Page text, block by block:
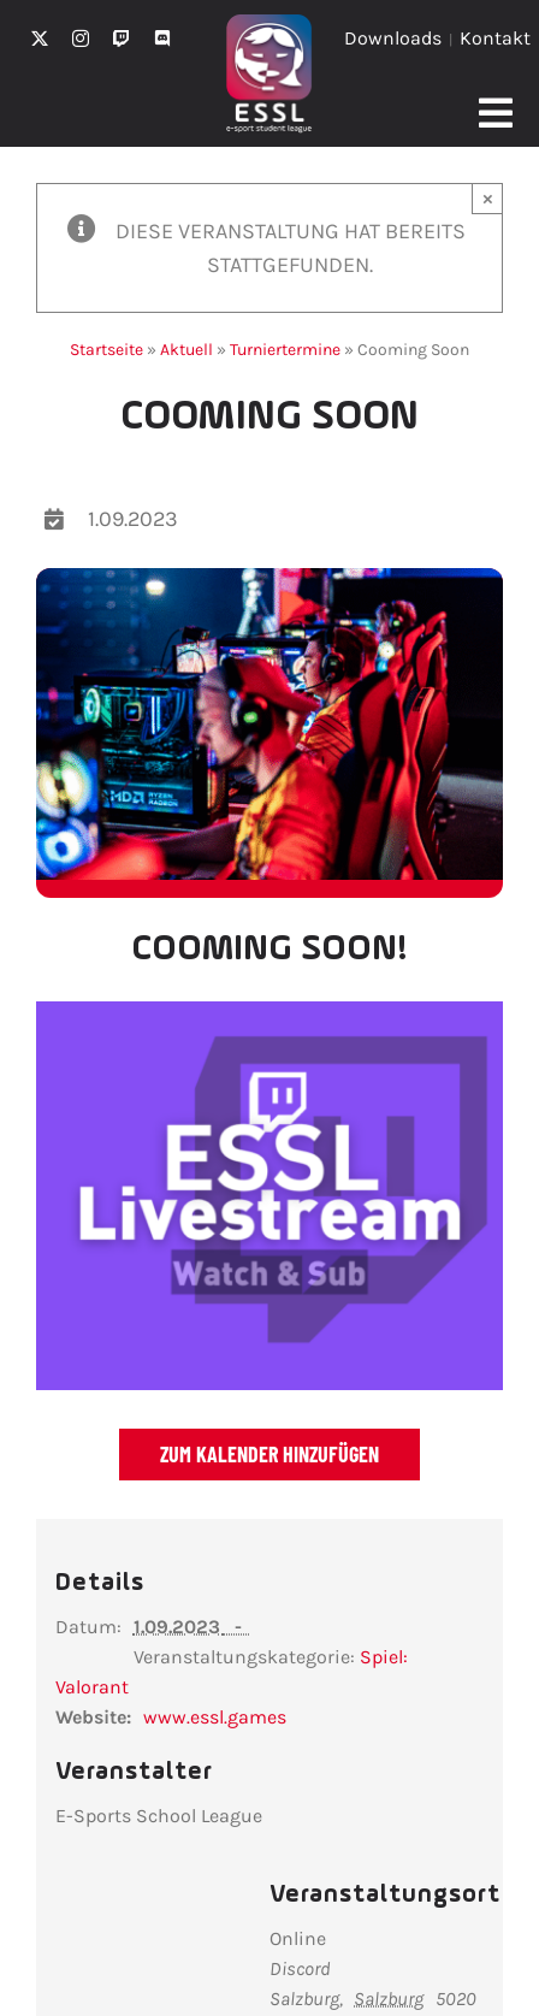
Inhalt
Downloads Kontakt
Turniere
Schulen
Teilnehmen
Aktuell
Sponsoring
DIESE VERANSTALTUNG HAT BEREITS
STATTGEFUNDEN.
×
Startseite » Aktuell » Turniertermine » Cooming Soon
COOMING SOON
1.09.2023
COOMING SOON!
ZUM KALENDER HINZUFÜGEN
Details
Datum: 1.09.2023
Veranstaltungskategorie: Spiel:
Valorant
Website: www.essl.games
Veranstalter
E-Sports School League
Veranstaltungsort
Online
Discord
Salzburg, Salzburg 5020